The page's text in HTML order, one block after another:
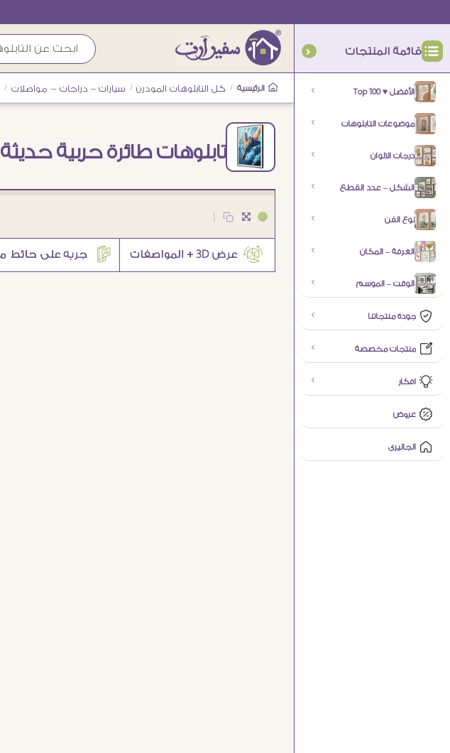
قائمة المنتجات
الأفضل ♥ Top 100
موضوعات التابلوهات
درجات الالوان
الشكل – عدد القطع
نوع الفن
الغرفة – المكان
الوقت – الموسم
جودة منتجاتنا
منتجات مخصصة
افكار
عروض
الجاليرى
الرئيسية / كل التابلوهات المودرن / سيارات – دراجات - مواصلات /
تابلوهات طائرة حربية حديثة